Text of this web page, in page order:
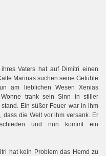
Vaters hat auf Dimitri einen
Marinas suchen seine Gefühle
am lieblichen Wesen Xenias
trank sein Sinn in stiller
Ein süßer Feuer war in ihm
die Welt vor ihm versank. Er
und nun kommt ein
hat kein Problem das Hemd zu